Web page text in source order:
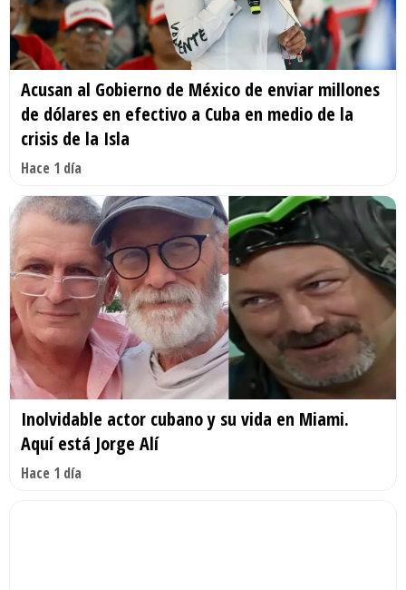
Acusan al Gobierno de México de enviar millones
de dólares en efectivo a Cuba en medio de la
crisis de la Isla
Hace 1 día
Inolvidable actor cubano y su vida en Miami.
Aquí está Jorge Alí
Hace 1 día